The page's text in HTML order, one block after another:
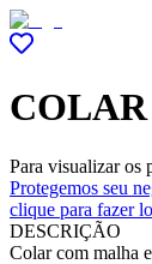
Para visualizar os
Protegemos seu
clique para fazer
DESCRIÇÃO
Colar com malha